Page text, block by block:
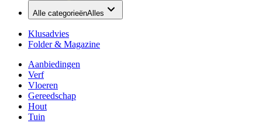
Alle categorieënAlles
Klusadvies
Folder & Magazine
Aanbiedingen
Verf
Vloeren
Gereedschap
Hout
Tuin